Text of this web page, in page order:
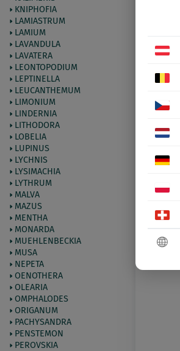
KNIPHOFIA
LAMIASTRUM
LAMIUM
LAVANDULA
LAVATERA
LEONTOPODIUM
LEPTINELLA
LEUCANTHEMUM
LIMONIUM
LINDERNIA
LITHODORA
LOBELIA
LUPINUS
LYCHNIS
LYSIMACHIA
LYTHRUM
MALVA
MAZUS
MENTHA
MONARDA
MUEHLENBECKIA
MUSA
NEPETA
OENOTHERA
OLEARIA
OMPHALODES
ORIGANUM
PACHYSANDRA
PENSTEMON
PEROVSKIA